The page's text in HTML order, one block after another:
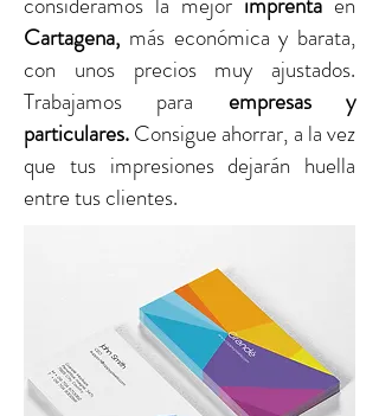
Cartagena, más económica y barata,
con unos precios muy ajustados.
Trabajamos para empresas y
particulares.Consigue ahorrar, a la vez
que tus impresiones dejarán huella
entre tus clientes.